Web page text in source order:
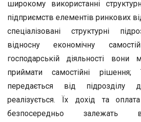
широкому використанні
підприємств елементів ринкових
спеціалізовані структурні
відносну економічну
господарській діяльності вони
приймати самостійні
передається від підрозділу
реалізується. Їх дохід та
безпосередньо залежать